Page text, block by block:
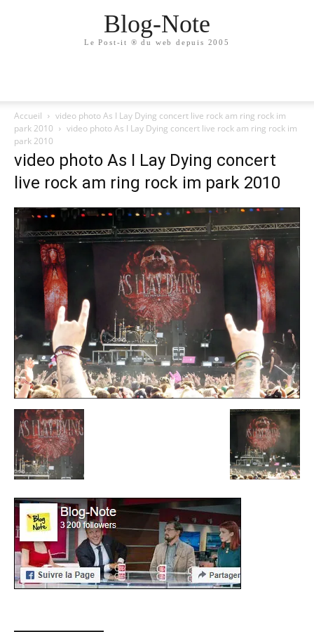
Blog-Note
Le Post-it ® du web depuis 2005
Accueil
video photo As I Lay Dying concert live rock am ring rock im
park 2010
video photo As I Lay Dying concert live rock am ring rock im
park 2010
video photo As I Lay Dying concert
live rock am ring rock im park 2010